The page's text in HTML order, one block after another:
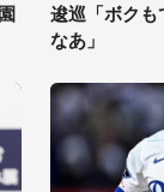
逡巡「ボクも
なあ」